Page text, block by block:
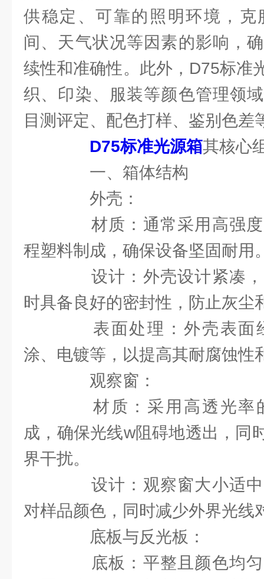
供稳定、可靠的照明环境，克
间、天气状况等因素的影响，
续性和准确性。此外，D75标准
织、印染、服装等颜色管理领
目测评定、配色打样、鉴别色差
D75标准光源箱其核心
一、箱体结构
外壳：
材质：通常采用高强度
程塑料制成，确保设备坚固耐用
设计：外壳设计紧凑，
时具备良好的密封性，防止灰尘
表面处理：外壳表面
涂、电镀等，以提高其耐腐蚀性
观察窗：
材质：采用高透光率
成，确保光线w阻碍地透出，同
界干扰。
设计：观察窗大小适中
对样品颜色，同时减少外界光线
底板与反光板：
底板：平整且颜色均匀